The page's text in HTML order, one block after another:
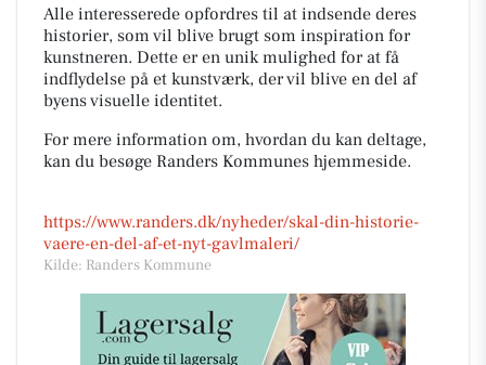
Alle interesserede opfordres til at indsende deres
historier, som vil blive brugt som inspiration for
kunstneren. Dette er en unik mulighed for at få
indflydelse på et kunstværk, der vil blive en del af
byens visuelle identitet.
For mere information om, hvordan du kan deltage,
kan du besøge Randers Kommunes hjemmeside.
https://www.randers.dk/nyheder/skal-din-historie-
vaere-en-del-af-et-nyt-gavlmaleri/
Kilde: Randers Kommune